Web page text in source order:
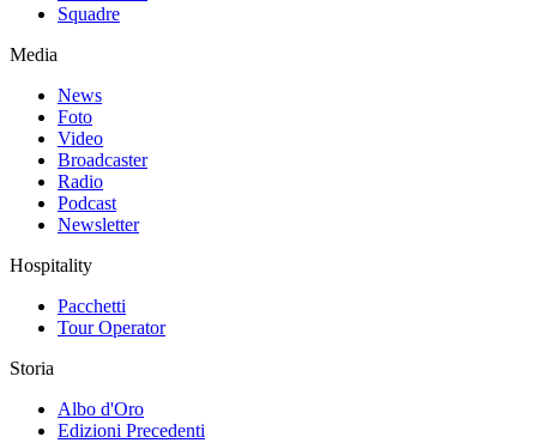
Squadre
Media
News
Foto
Video
Broadcaster
Radio
Podcast
Newsletter
Hospitality
Pacchetti
Tour Operator
Storia
Albo d'Oro
Edizioni Precedenti